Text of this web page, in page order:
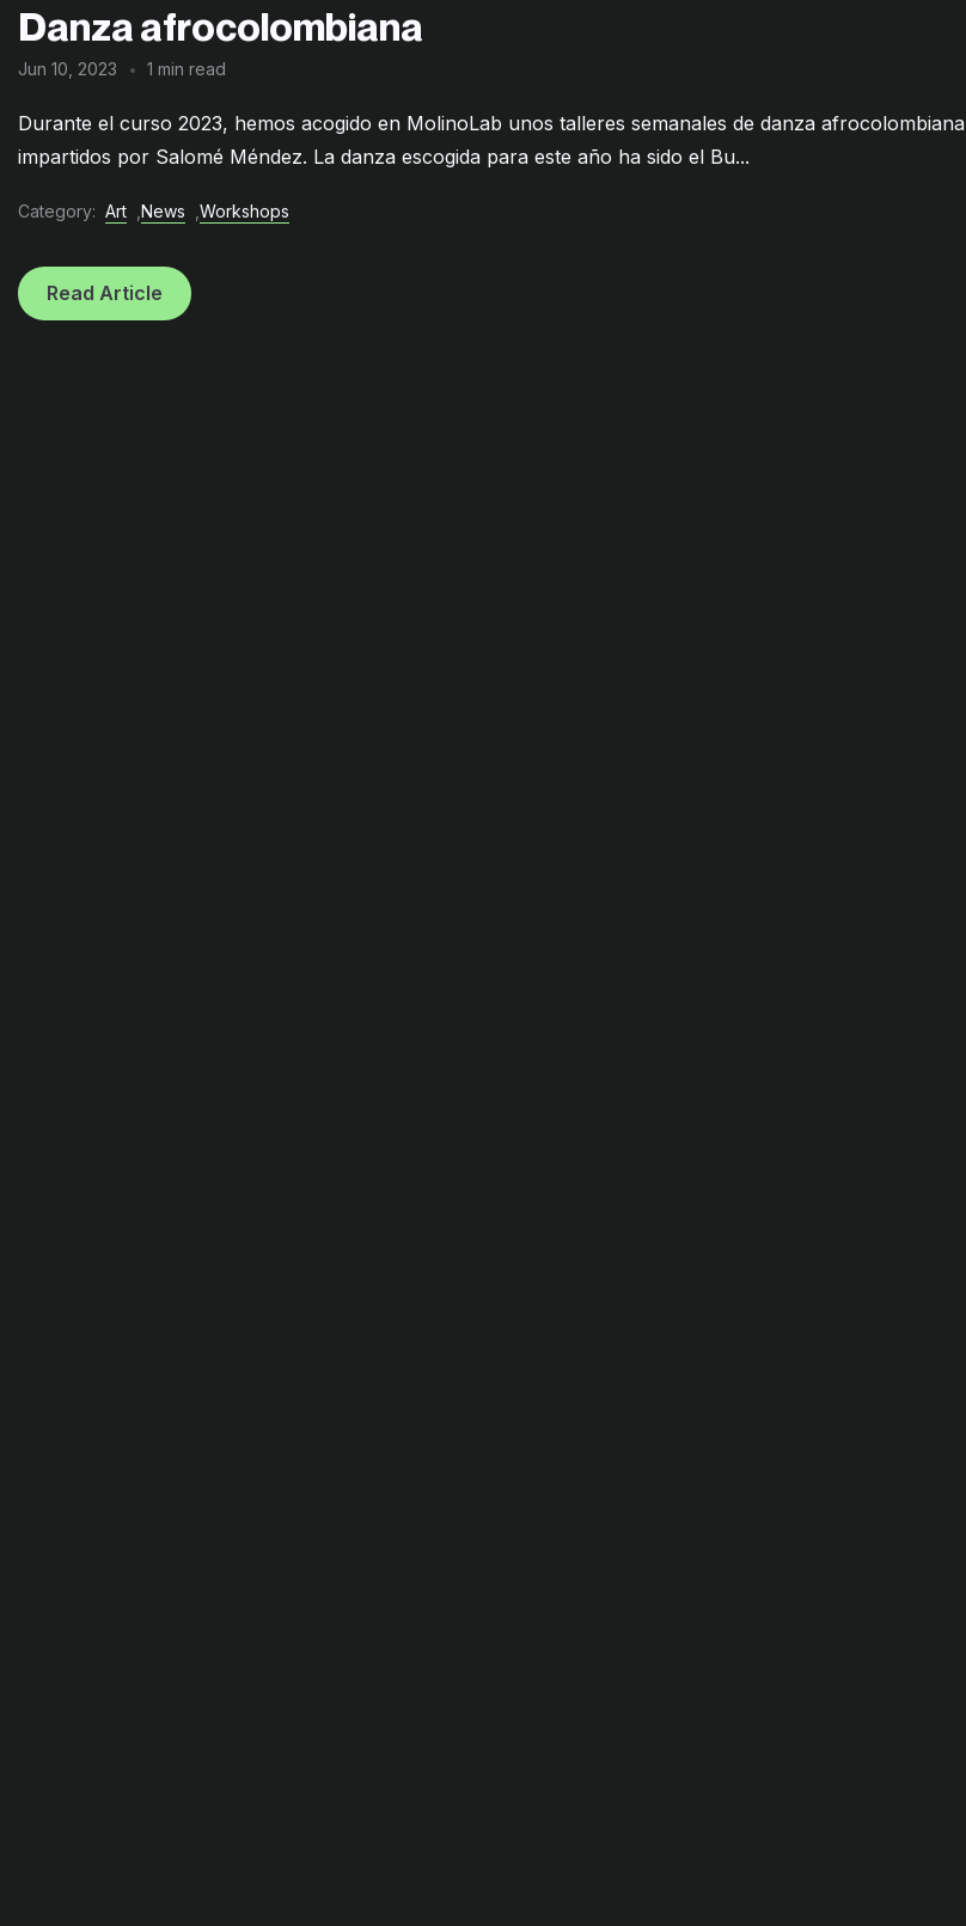
Danza afrocolombiana
Jun 10, 2023 1 min read
Durante el curso 2023, hemos acogido en MolinoLab unos talleres semanales de danza afrocolombiana
impartidos por Salomé Méndez. La danza escogida para este año ha sido el Bu...
Category: Art ,News ,Workshops
Read Article